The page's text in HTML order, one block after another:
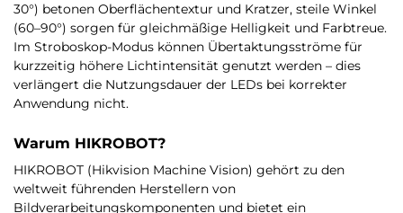
30°) betonen Oberflächentextur und Kratzer, steile Winkel
(60–90°) sorgen für gleichmäßige Helligkeit und Farbtreue.
Im Stroboskop-Modus können Übertaktungsströme für
kurzzeitig höhere Lichtintensität genutzt werden – dies
verlängert die Nutzungsdauer der LEDs bei korrekter
Anwendung nicht.
Warum HIKROBOT?
HIKROBOT (Hikvision Machine Vision) gehört zu den
weltweit führenden Herstellern von
Bildverarbeitungskomponenten und bietet ein